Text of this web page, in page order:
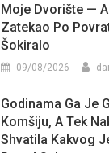
Moje Dvorište —
Zatekao Po
Šokiralo
09/08/2026
Godinama Ga Je
Komšiju, A Tek
Shvatila Kakvog